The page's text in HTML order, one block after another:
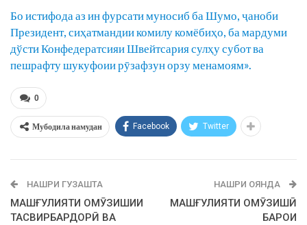
Бо истифода аз ин фурсати муносиб ба Шумо, ҷаноби
Президент, сиҳатмандии комилу комёбиҳо, ба мардуми
дўсти Конфедератсияи Швейтсария сулҳу субот ва
пешрафту шукуфоии рӯзафзун орзу менамоям».
0
Мубодила намудан Facebook Twitter
НАШРИ ГУЗАШТА
МАШҒУЛИЯТИ ОМӮЗИШИИ
ТАСВИРБАРДОРӢ ВА
НАШРИ ОЯНДА
МАШҒУЛИЯТИ ОМӮЗИШӢ
БАРОИ